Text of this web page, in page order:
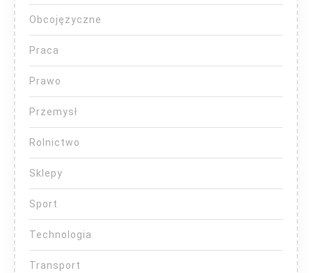
Obcojęzyczne
Praca
Prawo
Przemysł
Rolnictwo
Sklepy
Sport
Technologia
Transport